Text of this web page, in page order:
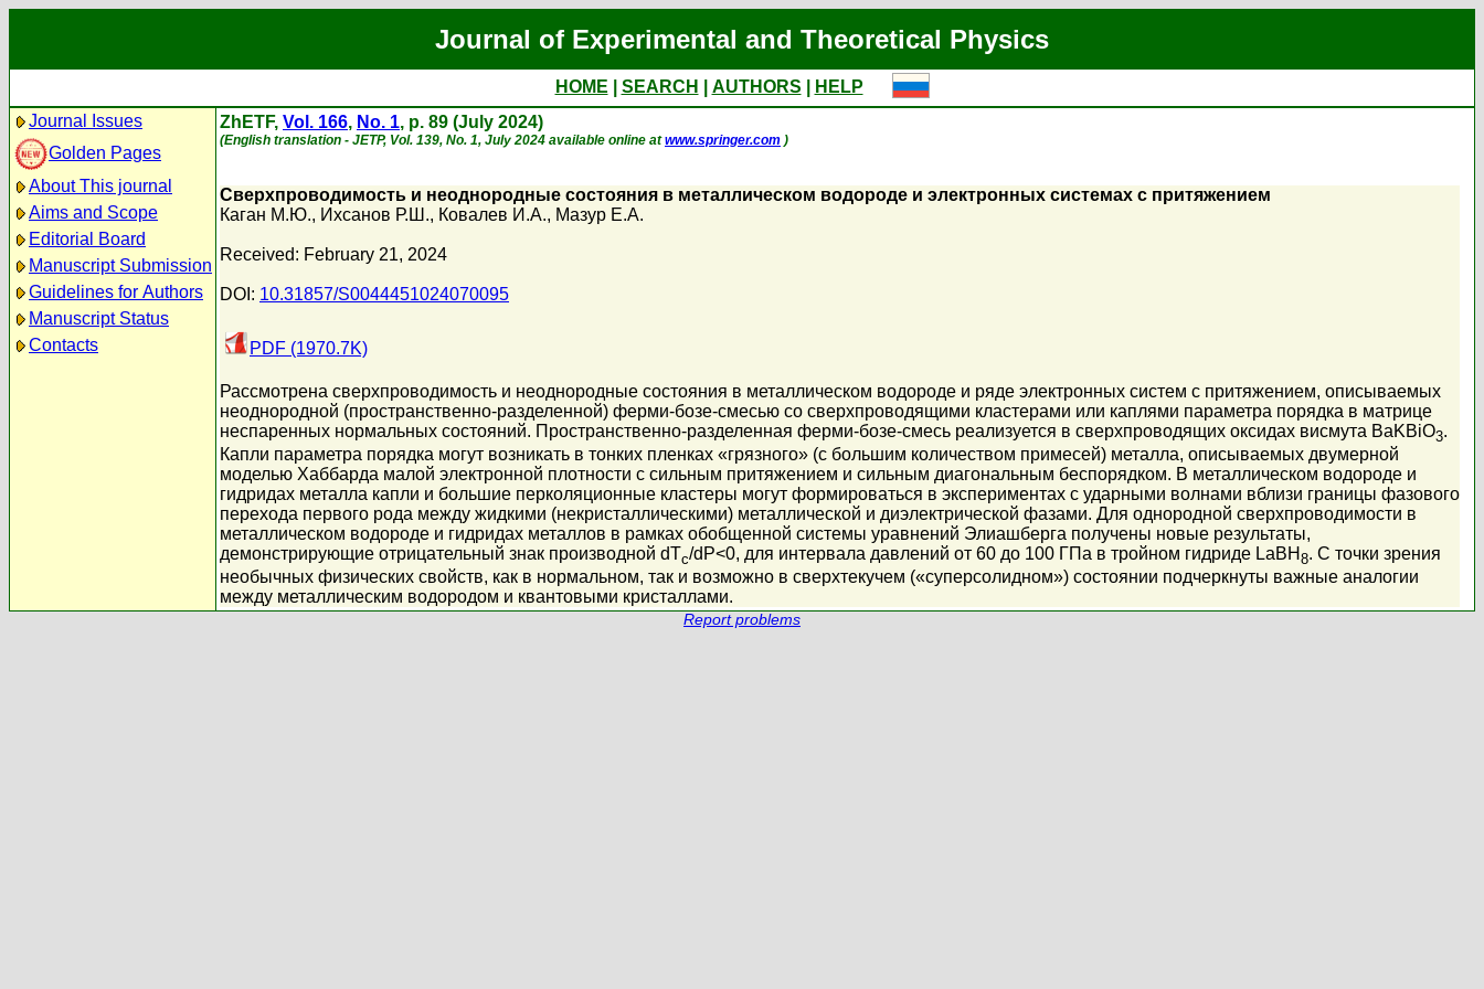
Journal of Experimental and Theoretical Physics
HOME SEARCH AUTHORS
HELP
Journal Issues
Golden Pages
About This journal
Aims and Scope
Editorial Board
Manuscript Submission
Guidelines for Authors
Manuscript Status
Contacts
ZhETF, Vol. 166, No. 1, p. 89 (July 2024)
(English translation - JETP, Vol. 139, No. 1, July 2024 available online atwww.springer.com )
Сверхпроводимость и неоднородные состояния в металлическом водороде и электронных системах с притяжением
Каган М.Ю., Ихсанов Р.Ш., Ковалев И.А., Мазур Е.А.
Received: February 21, 2024
DOI: 10.31857/S0044451024070095
PDF (1970.7K)
Рассмотрена сверхпроводимость и неоднородные состояния в металлическом водороде и ряде электронных систем с притяжением, описываемых
неоднородной (пространственно-разделенной) ферми-бозе-смесью со сверхпроводящими кластерами или каплями параметра порядка в матрице
неспаренных нормальных состояний. Пространственно-разделенная ферми-бозе-смесь реализуется в сверхпроводящих оксидах висмута BaKBiO3.
Капли параметра порядка могут возникать в тонких пленках «грязного» (с большим количеством примесей) металла, описываемых двумерной
моделью Хаббарда малой электронной плотности с сильным притяжением и сильным диагональным беспорядком. В металлическом водороде и
гидридах металла капли и большие перколяционные кластеры могут формироваться в экспериментах с ударными волнами вблизи границы фазового
перехода первого рода между жидкими (некристаллическими) металлической и диэлектрической фазами. Для однородной сверхпроводимости в
металлическом водороде и гидридах металлов в рамках обобщенной системы уравнений Элиашберга получены новые результаты,
демонстрирующие отрицательный знак производной dTc/dP<0, для интервала давлений от 60 до 100 ГПа в тройном гидриде LaBH 8. С точки зрения
необычных физических свойств, как в нормальном, так и возможно в сверхтекучем («суперсолидном») состоянии подчеркнуты важные аналогии
между металлическим водородом и квантовыми кристаллами.
Report problems